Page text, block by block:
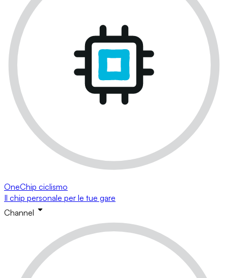
OneChip ciclismo
Il chip personale per le tue gare
Channel